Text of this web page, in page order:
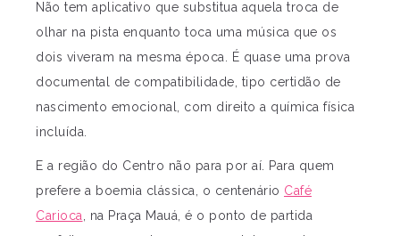
Não tem aplicativo que substitua aquela troca de
olhar na pista enquanto toca uma música que os
dois viveram na mesma época. É quase uma prova
documental de compatibilidade, tipo certidão de
nascimento emocional, com direito a química física
incluída.
E a região do Centro não para por aí. Para quem
prefere a boemia clássica, o centenário Café
Carioca, na Praça Mauá, é o ponto de partida